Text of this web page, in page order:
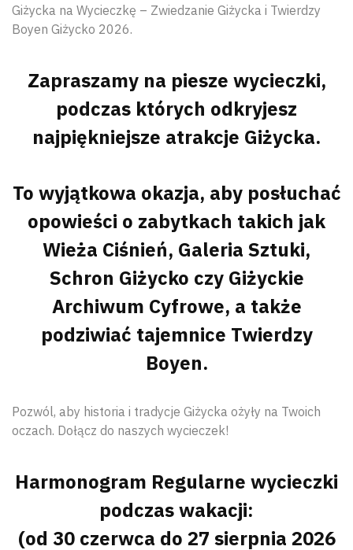
Giżycka na Wycieczkę – Zwiedzanie Giżycka i Twierdzy
Boyen Giżycko 2026.
Zapraszamy na piesze wycieczki,
podczas których odkryjesz
najpiękniejsze atrakcje Giżycka.
To wyjątkowa okazja, aby posłuchać
opowieści o zabytkach takich jak
Wieża Ciśnień, Galeria Sztuki,
Schron Giżycko czy Giżyckie
Archiwum Cyfrowe, a także
podziwiać tajemnice Twierdzy
Boyen.
Pozwól, aby historia i tradycje Giżycka ożyły na Twoich
oczach. Dołącz do naszych wycieczek!
Harmonogram Regularne wycieczki
podczas wakacji:
(od 30 czerwca do 27 sierpnia 2026